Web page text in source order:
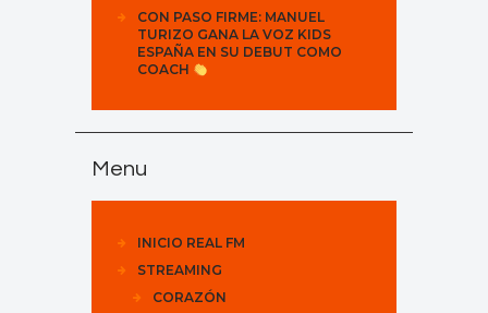
CON PASO FIRME: MANUEL
TURIZO GANA LA VOZ KIDS
ESPAÑA EN SU DEBUT COMO
COACH
Menu
INICIO REAL FM
STREAMING
CORAZÓN